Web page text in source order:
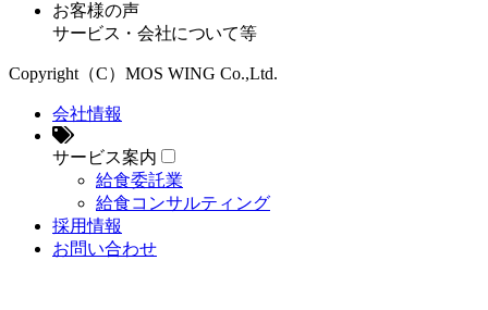
お客様の声
サービス・会社について等
Copyright（C）MOS WING Co.,Ltd.
会社情報
サービス案内
給食委託業
給食コンサルティング
採用情報
お問い合わせ